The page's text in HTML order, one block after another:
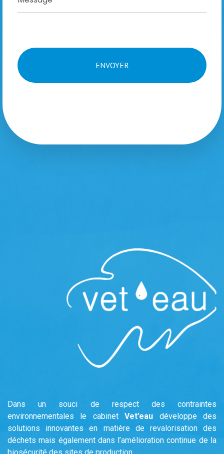
Dans un souci de respect des contraintes
environnementales le cabinetVet’eau développe des
solutions innovantes en matière de revalorisation des
déchets mais également dans l’amélioration continue de la